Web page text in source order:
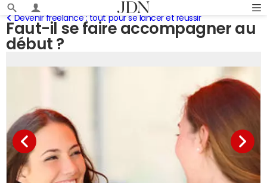
Faut-il se faire accompagner au
début ?
Devenir freelance : tout pour se lancer et réussir